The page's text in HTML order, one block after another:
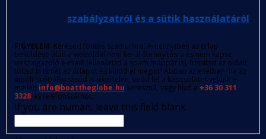
szabályzatról és a sütik használatáról.
FIGYELEM: Kérésed fontos számunkra. Amennyiben az űrlap
beküldése után a weboldal nem kerül átirányításra és nem kapsz
visszaigazoló e-mailt (ellenőrizd a spam mappát is), frissítsd az oldalt,
töltsd ki ismét az űrlapot és küldd el megint! Abban az esetben, ha az
újbóli próbálkozásod is sikertelen, vedd fel a kapcsolatot velünk e-
mailen info@boattheglobe.hu keresztül, vagy hívd a +36 30 311
3328-as telefonszámot.
If you are human, leave this field blank.